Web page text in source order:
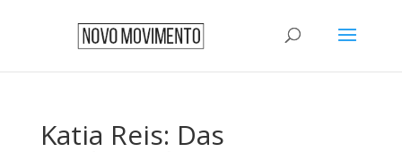
Katia Reis: Das